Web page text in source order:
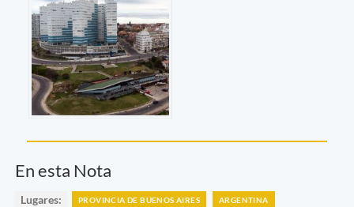
En esta Nota
Lugares: PROVINCIA DE BUENOS AIRES ARGENTINA